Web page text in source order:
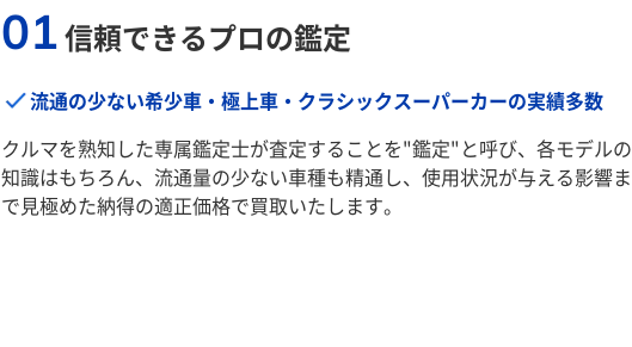
01信頼できるプロの鑑定
流通の少ない希少車・極上車・クラシックスーパーカーの実績多数
クルマを熟知した専属鑑定士が査定することを"鑑定"と呼び、各モデルの
知識はもちろん、流通量の少ない車種も精通し、使用状況が与える影響ま
で見極めた納得の適正価格で買取いたします。